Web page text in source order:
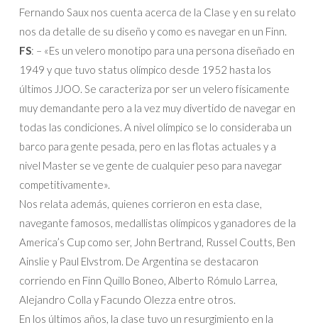
Fernando Saux nos cuenta acerca de la Clase y en su relato
nos da detalle de su diseño y como es navegar en un Finn.
FS: – «Es un velero monotipo para una persona diseñado en
1949 y que tuvo status olímpico desde 1952 hasta los
últimos JJOO. Se caracteriza por ser un velero físicamente
muy demandante pero a la vez muy divertido de navegar en
todas las condiciones. A nivel olímpico se lo consideraba un
barco para gente pesada, pero en las flotas actuales y a
nivel Master se ve gente de cualquier peso para navegar
competitivamente».
Nos relata además, quienes corrieron en esta clase,
navegante famosos, medallistas olímpicos y ganadores de la
America’s Cup como ser, John Bertrand, Russel Coutts, Ben
Ainslie y Paul Elvstrom. De Argentina se destacaron
corriendo en Finn Quillo Boneo, Alberto Rómulo Larrea,
Alejandro Colla y Facundo Olezza entre otros.
En los últimos años, la clase tuvo un resurgimiento en la